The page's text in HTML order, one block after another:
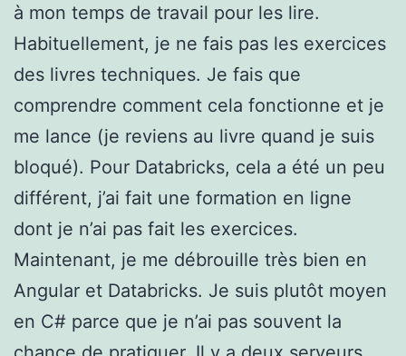
à mon temps de travail pour les lire.
Habituellement, je ne fais pas les exercices
des livres techniques. Je fais que
comprendre comment cela fonctionne et je
me lance (je reviens au livre quand je suis
bloqué). Pour Databricks, cela a été un peu
différent, j’ai fait une formation en ligne
dont je n’ai pas fait les exercices.
Maintenant, je me débrouille très bien en
Angular et Databricks. Je suis plutôt moyen
en C# parce que je n’ai pas souvent la